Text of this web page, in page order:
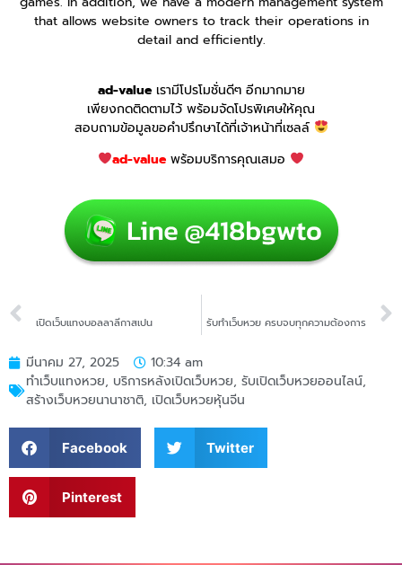
that allows website owners to track their operations in
detail and efficiently.
ad-valueเรามีโปรโมชั่นดีๆ อีกมากมาย
เพียงกดติดตามไว้ พร้อมจัดโปรพิเศษให้คุณ
สอบถามข้อมูลขอคำปรึกษาได้ที่เจ้าหน้าที่เซลล์
ad-value พร้อมบริการคุณเสมอ
เปิดเว็บแทงบอลลาลีกาสเปน รับทำเว็บหวย ครบจบทุกความต้องการ
มีนาคม 27, 2025
10:34 am
ทำเว็บแทงหวย, บริการหลังเปิดเว็บหวย, รับเปิดเว็บหวยออนไลน์,
สร้างเว็บหวยนานาชาติ, เปิดเว็บหวยหุ้นจีน
Facebook Twitter
Pinterest